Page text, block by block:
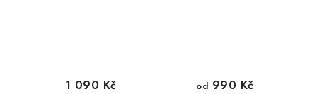
1 090 Kč od 990 Kč